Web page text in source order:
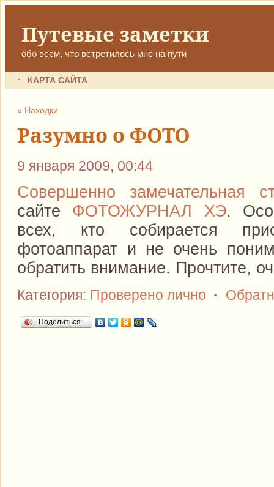
Путевые заметки
обо всем, что встретилось мне на пути
КАРТА САЙТА
« Находки
Разумно о ФОТО
9 января 2009, 00:44
Совершенно замечательная
сайте ФОТОЖУРНАЛ ХЭ.
всех, кто собирается
фотоаппарат и не очень
обратить внимание. Прочтите,
Категория: Проверено лично ·
Поделиться…